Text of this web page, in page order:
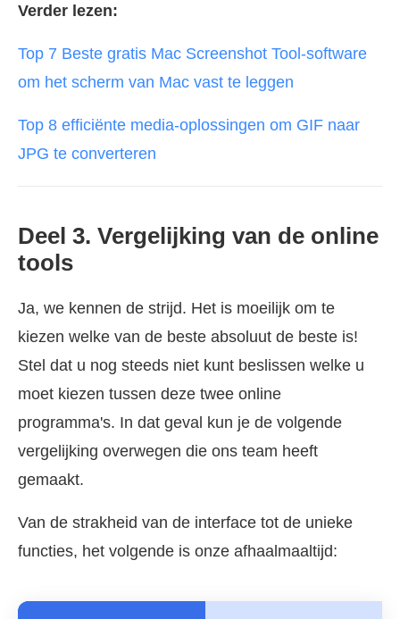
Verder lezen:
Top 7 Beste gratis Mac Screenshot Tool-software
om het scherm van Mac vast te leggen
Top 8 efficiënte media-oplossingen om GIF naar
JPG te converteren
Deel 3. Vergelijking van de online
tools
Ja, we kennen de strijd. Het is moeilijk om te
kiezen welke van de beste absoluut de beste is!
Stel dat u nog steeds niet kunt beslissen welke u
moet kiezen tussen deze twee online
programma's. In dat geval kun je de volgende
vergelijking overwegen die ons team heeft
gemaakt.
Van de strakheid van de interface tot de unieke
functies, het volgende is onze afhaalmaaltijd: